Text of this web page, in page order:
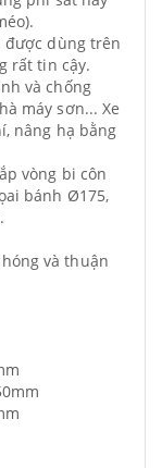
được dùng trên
rất tin cậy.
và chống
máy sơn... Xe
nâng hạ bằng
vòng bi côn
bánh Ø175,
và thuận